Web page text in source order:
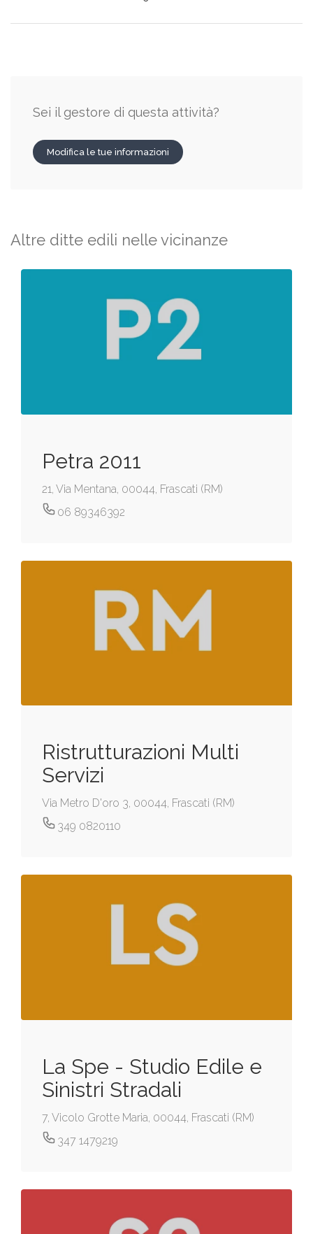
Sei il gestore di questa attività?
Modifica le tue informazioni
Altre ditte edili nelle vicinanze
Petra 2011
21, Via Mentana, 00044, Frascati (RM)
06 89346392
Ristrutturazioni Multi
Servizi
Via Metro D'oro 3, 00044, Frascati (RM)
349 0820110
La Spe - Studio Edile e
Sinistri Stradali
7, Vicolo Grotte Maria, 00044, Frascati (RM)
347 1479219